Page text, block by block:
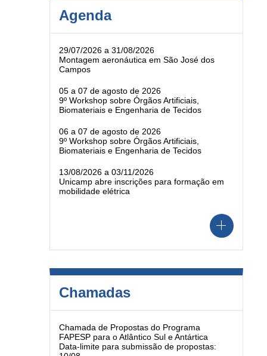
Agenda
29/07/2026 a 31/08/2026
Montagem aeronáutica em São José dos
Campos
05 a 07 de agosto de 2026
9º Workshop sobre Órgãos Artificiais,
Biomateriais e Engenharia de Tecidos
06 a 07 de agosto de 2026
9º Workshop sobre Órgãos Artificiais,
Biomateriais e Engenharia de Tecidos
13/08/2026 a 03/11/2026
Unicamp abre inscrições para formação em
mobilidade elétrica
Chamadas
Chamada de Propostas do Programa
FAPESP para o Atlântico Sul e Antártica
Data-limite para submissão de propostas: